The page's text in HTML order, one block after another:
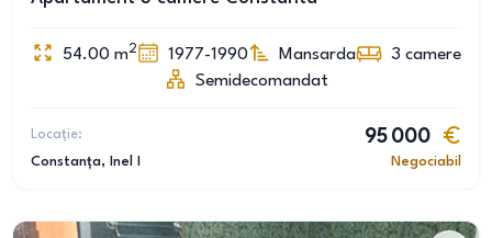
54.00 m2 1977-1990 Mansarda 3 camere
Semidecomandat
Locație:
Constanța, Inel I
95 000
Negociabil